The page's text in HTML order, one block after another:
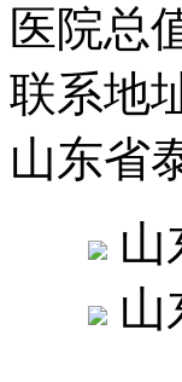
医院总
联系地
山东省
山
山